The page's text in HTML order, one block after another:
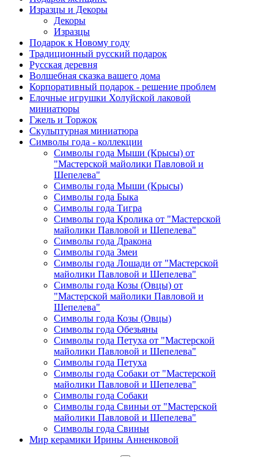
Изразцы и Декоры
Декоры
Изразцы
Подарок к Новому году
Традиционный русский подарок
Русская деревня
Волшебная сказка вашего дома
Корпоративный подарок - решение проблем
Елочные игрушки Холуйской лаковой
миниатюры
Гжель и Торжок
Скульптурная миниатюра
Символы года - коллекции
Символы года Мыши (Крысы) от
"Мастерской майолики Павловой и
Шепелева"
Символы года Мыши (Крысы)
Символы года Быка
Символы года Тигра
Символы года Кролика от "Мастерской
майолики Павловой и Шепелева"
Символы года Дракона
Символы года Змеи
Символы года Лошади от "Мастерской
майолики Павловой и Шепелева"
Символы года Козы (Овцы) от
"Мастерской майолики Павловой и
Шепелева"
Символы года Козы (Овцы)
Символы года Обезьяны
Символы года Петуха от "Мастерской
майолики Павловой и Шепелева"
Символы года Петуха
Символы года Собаки от "Мастерской
майолики Павловой и Шепелева"
Символы года Собаки
Символы года Свиньи от "Мастерской
майолики Павловой и Шепелева"
Символы года Свиньи
Мир керамики Ирины Анненковой